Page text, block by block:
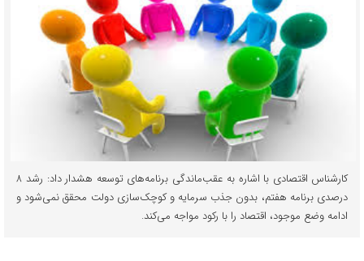
کارشناس اقتصادی با اشاره به عقب‌ماندگی برنامه‌های توسعه هشدار داد: رشد ۸
درصدی برنامه هفتم، بدون جذب سرمایه و کوچک‌سازی دولت محقق نمی‌شود و
ادامه وضع موجود، اقتصاد را با رکود مواجه می‌کند.